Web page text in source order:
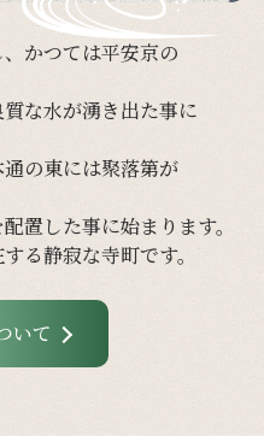
かつては平安京の
質な水が湧き出た事に
の東には聚落第が
配置した事に始まります。
る静寂な寺町です。
いて